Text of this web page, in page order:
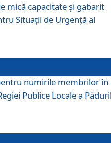
mică capacitate și gabarit
Situaţii de Urgenţă al
numirile membrilor în
Publice Locale a